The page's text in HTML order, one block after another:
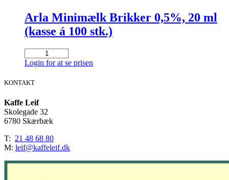
Arla Minimælk Brikker 0,5%, 20 ml
(kasse á 100 stk.)
Minimælk
0,5%,
ml
(kasse
á
100
stk.)
antal
Login for at se prisen
KONTAKT
Kaffe Leif
Skolegade 32
6780 Skærbæk
T: 21 48 68 80
M: leif@kaffeleif.dk